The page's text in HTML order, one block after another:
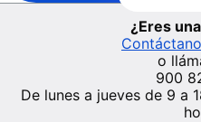
¿Eres
o
900
De lunes a jueves de 9 a